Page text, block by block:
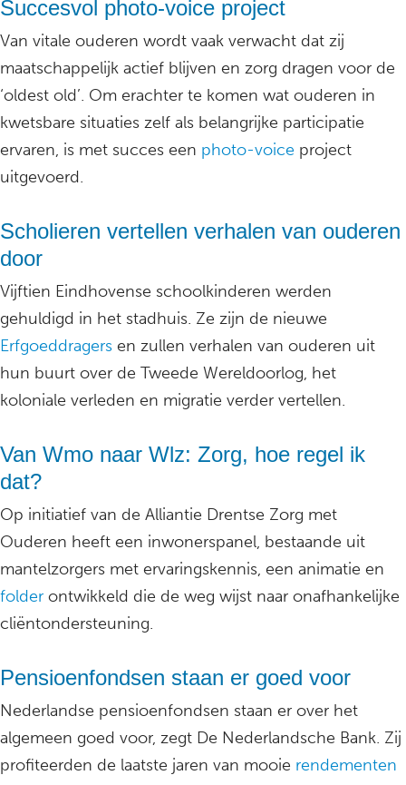
Succesvol photo-voice project
Van vitale ouderen wordt vaak verwacht dat zij
maatschappelijk actief blijven en zorg dragen voor de
‘oldest old’. Om erachter te komen wat ouderen in
kwetsbare situaties zelf als belangrijke participatie
ervaren, is met succes een photo-voice project
uitgevoerd.
Scholieren vertellen verhalen van ouderen
door
Vijftien Eindhovense schoolkinderen werden
gehuldigd in het stadhuis. Ze zijn de nieuwe
Erfgoeddragers en zullen verhalen van ouderen uit
hun buurt over de Tweede Wereldoorlog, het
koloniale verleden en migratie verder vertellen.
Van Wmo naar Wlz: Zorg, hoe regel ik
dat?
Op initiatief van de Alliantie Drentse Zorg met
Ouderen heeft een inwonerspanel, bestaande uit
mantelzorgers met ervaringskennis, een animatie en
folder ontwikkeld die de weg wijst naar onafhankelijke
cliëntondersteuning.
Pensioenfondsen staan er goed voor
Nederlandse pensioenfondsen staan er over het
algemeen goed voor, zegt De Nederlandsche Bank. Zij
profiteerden de laatste jaren van mooie rendementen